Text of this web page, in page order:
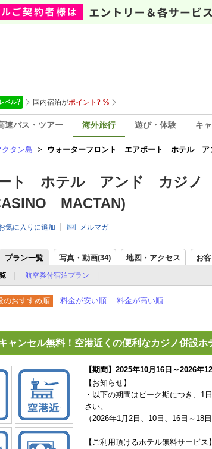
速バス・ツアー 海外旅行 遊び・体験 キ
クタン島 > ウォーターフロント エアポート ホテル
ト ホテル アンド カジノ
MACTAN)
気に入りに追加 メルマガ
プラン一覧 写真・動画(34) 地図・アクセス お
航空券付宿泊プラン
のおすすめ順 料金が安い順 料金が高い順
ャンセル無料！空港近くの便利なカジノ併設ホ
【期間】2025年10月16日～2026年
【お知らせ】
・以下の期間はピーク期につき、1
さい。
（2026年1月2日、10日、16日～18
【ご利用頂けるホテル無料サービス】